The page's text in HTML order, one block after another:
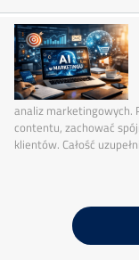
analiz marketingowych.
contentu, zachować
klientów. Całość